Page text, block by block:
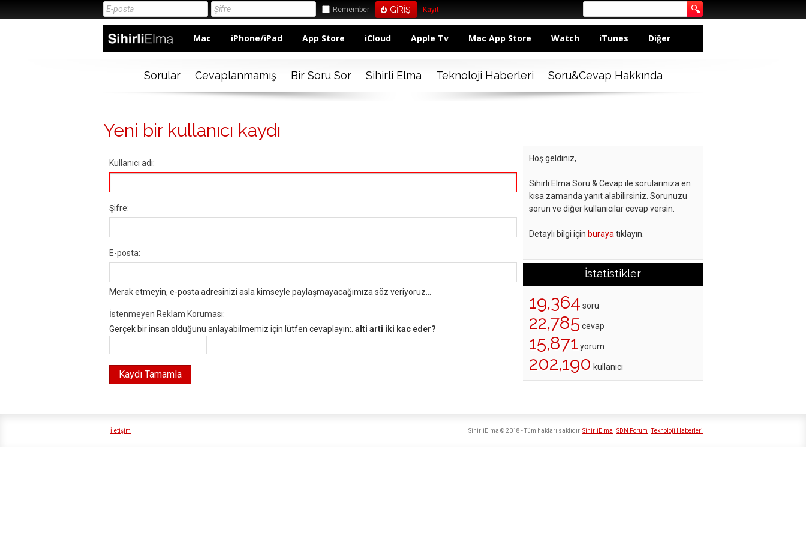
Remember Kayıt
Mac iPhone/iPad App Store iCloud Apple Tv Mac App Store Watch iTunes Diğer
Sorular Cevaplanmamış Bir Soru Sor Sihirli Elma Teknoloji Haberleri Soru&Cevap Hakkında
Yeni bir kullanıcı kaydı
Kullanıcı adı:
Şifre:
E-posta:
Merak etmeyin, e-posta adresinizi asla kimseyle paylaşmayacağımıza söz veriyoruz...
İstenmeyen Reklam Koruması:
Gerçek bir insan olduğunu anlayabilmemiz için lütfen cevaplayın:. alti arti iki kac eder?
Hoş geldiniz,
Sihirli Elma Soru & Cevap ile sorularınıza en
kısa zamanda yanıt alabilirsiniz. Sorunuzu
sorun ve diğer kullanıcılar cevap versin.
Detaylı bilgi için buraya tıklayın.
İstatistikler
19,364 soru
22,785 cevap
15,871 yorum
202,190 kullanıcı
İletişim SihirliElma SDN Forum Teknoloji Haberleri
SihirliElma © 2018 - Tüm hakları saklıdır